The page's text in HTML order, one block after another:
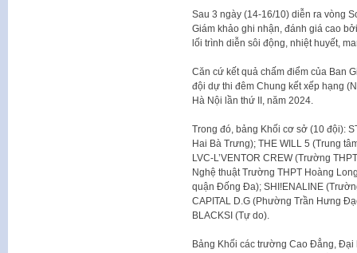
Sau 3 ngày (14-16/10) diễn ra vòng
Giám khảo ghi nhận, đánh giá cao
lối trình diễn sôi động, nhiệt huyết,
Căn cứ kết quả chấm điểm của Ban
đội dự thi đêm Chung kết xếp hạng
Hà Nội lần thứ II, năm 2024.
Trong đó, bảng Khối cơ sở (10 đội):
Hai Bà Trưng); THE WILL 5 (Trung
LVC-L’VENTOR CREW (Trường
Nghệ thuật Trường THPT Hoàng
quận Đống Đa); SHI!ENALINE
CAPITAL D.G (Phường Trần Hưng
BLACKSI (Tự do).
Bảng Khối các trường Cao Đẳng,